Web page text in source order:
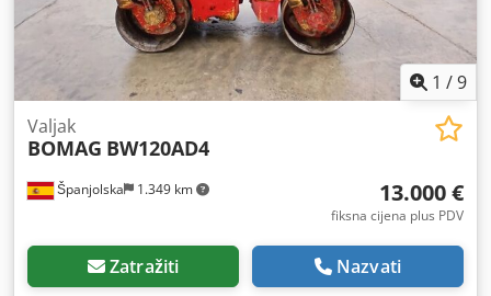
1 /9
Španjolska 1.349 km
Valjak
BOMAG BW120AD4
13.000 €
fiksna cijena plus PDV
Zatražiti Nazvati